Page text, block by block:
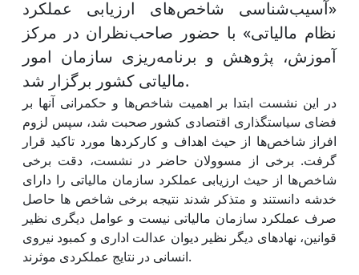
«آسیب‌شناسی شاخص‌های ارزیابی عملکرد
نظام مالیاتی» با حضور صاحب‌نظران در مرکز
آموزش، پژوهش و برنامه‌ریزی سازمان امور
مالیاتی کشور برگزار شد.
در این نشست ابتدا بر اهمیت شاخص‌ها و حکمرانی آنها بر
فضای سیاستگذاری اقتصادی کشور صحبت شد، سپس لزوم
افراز شاخص‌ها از حیث اهداف و کارکردها مورد تاکید قرار
گرفت. برخی از مسوولان حاضر در نشست، دقت برخی
شاخص‌ها از حیث ارزیابی عملکرد سازمان مالیاتی را دارای
خدشه دانستند و متذکر شدند نتیجه برخی شاخص ها حاصل
صرف عملکرد سازمان مالیاتی نیست و عوامل دیگری نظیر
قوانین، نهادهای دیگر نظیر دیوان عدالت اداری و کمبود نیروی
انسانی در نتایج عملکردی موثرند.